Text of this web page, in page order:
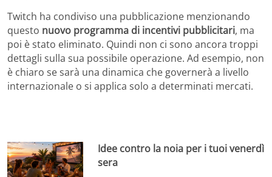
Twitch ha condiviso una pubblicazione menzionando
questo nuovo programma di incentivi pubblicitari, ma
poi è stato eliminato. Quindi non ci sono ancora troppi
dettagli sulla sua possibile operazione. Ad esempio, non
è chiaro se sarà una dinamica che governerà a livello
internazionale o si applica solo a determinati mercati.
Idee contro la noia per i tuoi venerdì
sera